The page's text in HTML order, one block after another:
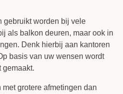
gebruikt worden bij vele
als balkon deuren, maar ook in
Denk hierbij aan kantoren
basis van uw wensen wordt
gemaakt.
grotere afmetingen dan